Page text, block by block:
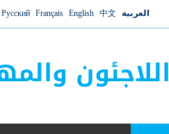
العربية 中文
English
Français
Русский
اللاجئون